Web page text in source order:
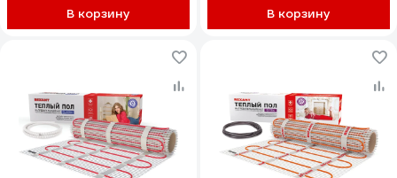
В корзину В корзину